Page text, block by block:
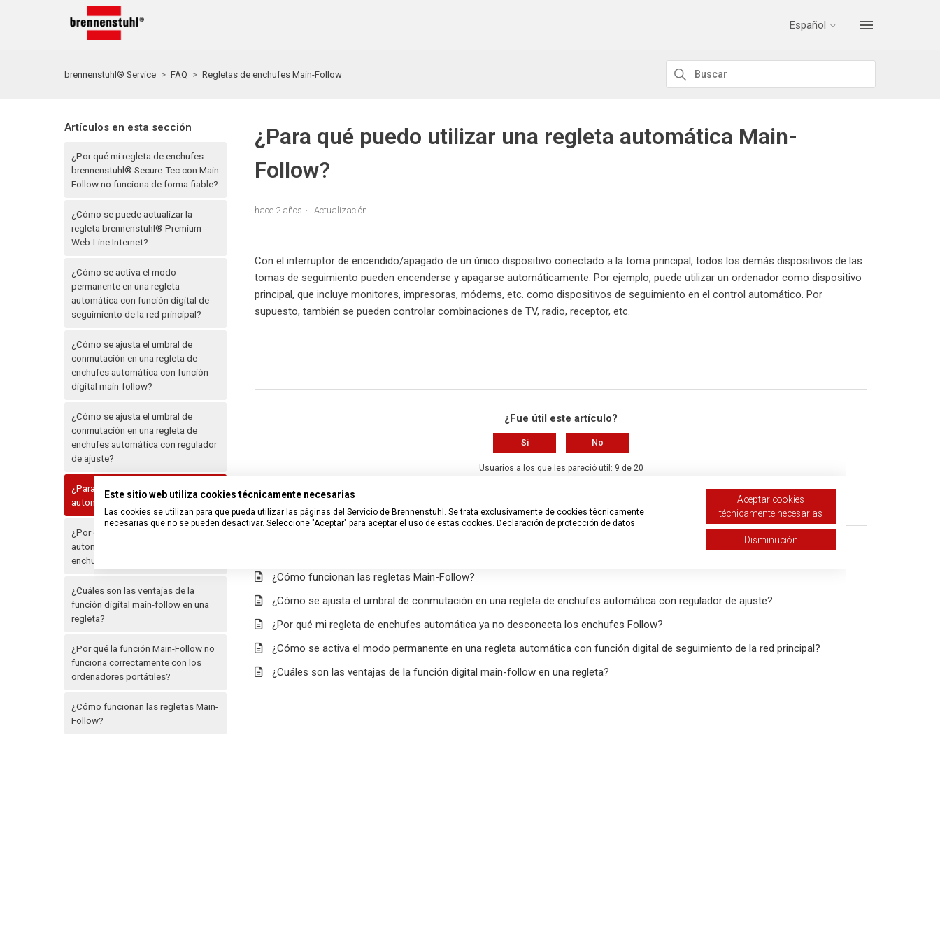
Español
brennenstuhl® Service FAQ Regletas de enchufes Main-Follow
Artículos en esta sección
¿Por qué mi regleta de enchufes
brennenstuhl® Secure-Tec con Main
Follow no funciona de forma fiable?
¿Cómo se puede actualizar la
regleta brennenstuhl® Premium
Web-Line Internet?
¿Cómo se activa el modo
permanente en una regleta
automática con función digital de
seguimiento de la red principal?
¿Cómo se ajusta el umbral de
conmutación en una regleta de
enchufes automática con función
digital main-follow?
¿Cómo se ajusta el umbral de
conmutación en una regleta de
enchufes automática con regulador
de ajuste?
¿Para qué puedo utilizar una regleta
automática Main-Follow?
¿Por qué mi regleta de enchufes
automática ya no desconecta los
enchufes Follow?
¿Cuáles son las ventajas de la
función digital main-follow en una
regleta?
¿Por qué la función Main-Follow no
funciona correctamente con los
ordenadores portátiles?
¿Cómo funcionan las regletas Main-
Follow?
¿Para qué puedo utilizar una regleta automática Main-
Follow?
hace 2 años Actualización
Con el interruptor de encendido/apagado de un único dispositivo conectado a la toma principal, todos los demás dispositivos de las
tomas de seguimiento pueden encenderse y apagarse automáticamente. Por ejemplo, puede utilizar un ordenador como dispositivo
principal, que incluye monitores, impresoras, módems, etc. como dispositivos de seguimiento en el control automático. Por
supuesto, también se pueden controlar combinaciones de TV, radio, receptor, etc.
¿Fue útil este artículo?
Sí No
Usuarios a los que les pareció útil: 9 de 20
¿Cómo funcionan las regletas Main-Follow?
¿Cómo se ajusta el umbral de conmutación en una regleta de enchufes automática con regulador de ajuste?
¿Por qué mi regleta de enchufes automática ya no desconecta los enchufes Follow?
¿Cómo se activa el modo permanente en una regleta automática con función digital de seguimiento de la red principal?
¿Cuáles son las ventajas de la función digital main-follow en una regleta?
Este sitio web utiliza cookies técnicamente necesarias
Las cookies se utilizan para que pueda utilizar las páginas del Servicio de Brennenstuhl. Se trata exclusivamente de cookies técnicamente
necesarias que no se pueden desactivar. Seleccione "Aceptar" para aceptar el uso de estas cookies. Declaración de protección de datos
Aceptar cookies
técnicamente necesarias
Disminución